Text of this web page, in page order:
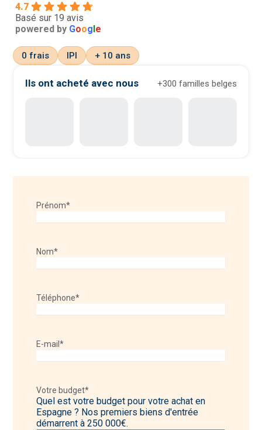
4.7
Basé sur 19 avis
powered by Goog e
0 frais IPI + 10 ans
Ils ont acheté avec nous +300 familles belges
Prénom*
Nom*
Téléphone*
E-mail*
Votre budget*
Quel est votre budget pour votre achat en
Espagne ? Nos premiers biens d'entrée
démarrent à 250 000€.